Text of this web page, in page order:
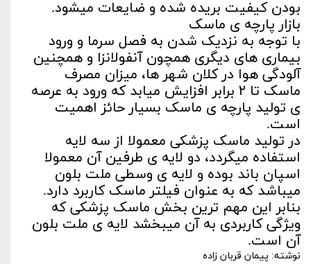
بودن کیفیت بریده شده و ضایعات میشود.
بازار پارچه ی ماسک
با توجه به نزدیک شدن به فصل سرما و ورود
بیماری های دیگری همچون آنفولانزا و همچنین
آلودگی هوا در کلان شهر ها، میزان مصرف
ماسک تا ۲ برابر افزایش میابد که ورود به عرصه
ی تولید پارچه ی ماسک بسیار حائز اهمیت
است.
در تولید ماسک پزشکی معمولا از سه لایه
استفاده میگردد، دو لایه ی طرفین آن معمولا
اسپان باند بوده و لایه ی وسطی ملت بلون
میباشد که به عنوان فیلتر ماسک کاربرد دارد.
بنابر این مهم ترین بخش ماسک پزشکی که
ویژگی کاربردی به آن میبخشد لایه ی ملت بلون
آن است.
نوشته: پیمان قربان زاده